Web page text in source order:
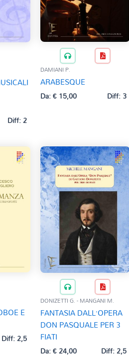
Diff: 2
DAMIANI P.
ARABESQUE
Da:€15,00 Diff: 3
E
Diff: 2,5
DONIZETTI G. - MANGANI M.
FANTASIA DALL’OPERA
DON PASQUALE PER 3
FIATI
Da:€24,00 Diff: 2,5